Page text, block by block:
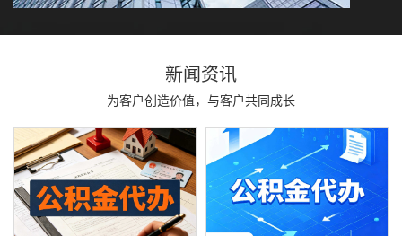
新闻资讯
为客户创造价值，与客户共同成长